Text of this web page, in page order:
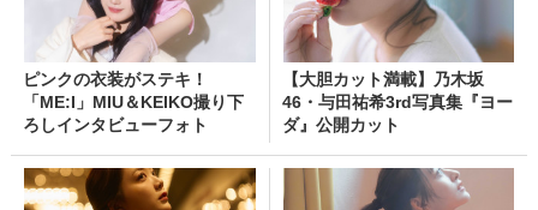
ピンクの衣装がステキ！
「ME:I」MIU＆KEIKO撮り下
ろしインタビューフォト
【大胆カット満載】乃木坂
46・与田祐希3rd写真集『ヨー
ダ』公開カット